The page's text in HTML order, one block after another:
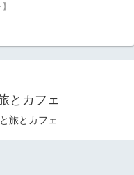
とカフェ
旅とカフェ.